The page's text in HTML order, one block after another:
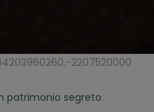
2207520000
patrimonio segreto